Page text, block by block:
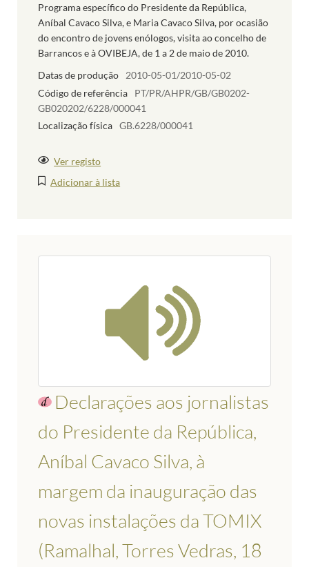
Programa específico do Presidente da República,
Aníbal Cavaco Silva, e Maria Cavaco Silva, por ocasião
do encontro de jovens enólogos, visita ao concelho de
Barrancos e à OVIBEJA, de 1 a 2 de maio de 2010.
Datas de produção
2010-05-01/2010-05-02
Código de referência
PT/PR/AHPR/GB/GB0202-
GB020202/6228/000041
Localização física GB.6228/000041
Ver registo
Adicionar à lista
Declarações aos jornalistas
do Presidente da República,
Aníbal Cavaco Silva, à
margem da inauguração das
novas instalações da TOMIX
(Ramalhal, Torres Vedras, 18